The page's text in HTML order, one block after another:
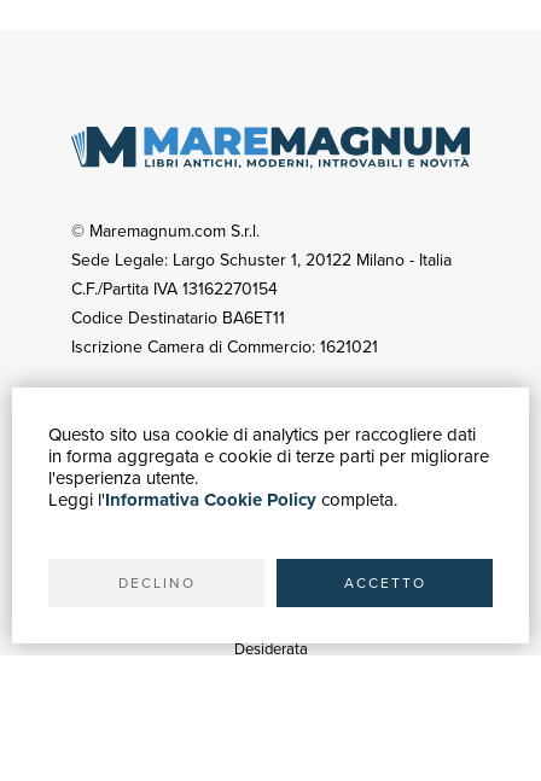
Questo sito usa cookie di analytics per raccogliere dati
in forma aggregata e cookie di terze parti per migliorare
l'esperienza utente.
Leggi l'Informativa Cookie Policycompleta.
DECLINO ACCETTO
© Maremagnum.com S.r.l.
Sede Legale: Largo Schuster 1, 20122 Milano - Italia
C.F./Partita IVA 13162270154
Codice Destinatario BA6ET11
Iscrizione Camera di Commercio: 1621021
GUIDA ACQUISTI
Catalogo
Ricerca avanzata
Spedizioni
Desiderata